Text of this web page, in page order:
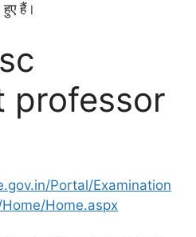
हैं।
professor
Portal/Examination
Home.aspx